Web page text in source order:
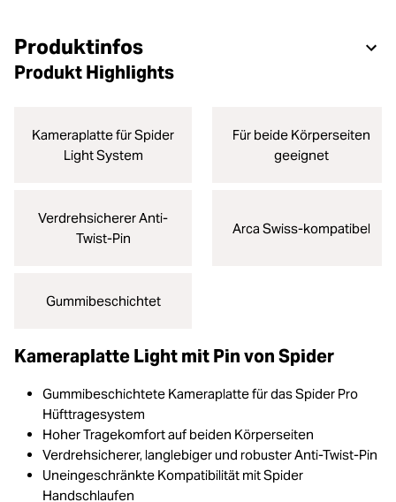
Produktinfos
Produkt Highlights
Kameraplatte für Spider
Light System
Für beide Körperseiten
geeignet
Verdrehsicherer Anti-
Twist-Pin
Arca Swiss-kompatibel
Gummibeschichtet
Kameraplatte Light mit Pin von Spider
Gummibeschichtete Kameraplatte für das Spider Pro
Hüfttragesystem
Hoher Tragekomfort auf beiden Körperseiten
Verdrehsicherer, langlebiger und robuster Anti-Twist-Pin
Uneingeschränkte Kompatibilität mit Spider
Handschlaufen